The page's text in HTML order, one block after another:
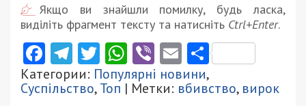
Якщо ви знайшли помилку, будь ласка,
виділіть фрагмент тексту та натисніть Ctrl+Enter.
Facebook
Telegram
Twitter
WhatsApp
ViberEmail
Категории: Популярні новини,
Суспільство,Топ | Метки: вбивство, вирок